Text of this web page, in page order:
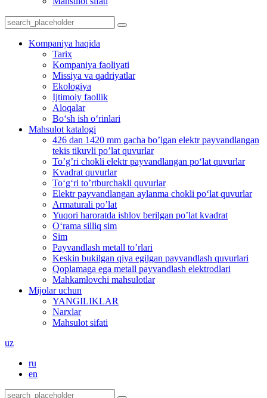
Kompaniya haqida
Tarix
Kompaniya faoliyati
Missiya va qadriyatlar
Ekologiya
Ijtimoiy faollik
Aloqalar
Bo‘sh ish o‘rinlari
Mahsulot katalogi
426 dan 1420 mm gacha bo’lgan elektr payvandlangan
tekis tikuvli po’lat quvurlar
To’g’ri chokli elektr payvandlangan po‘lat quvurlar
Kvadrat quvurlar
To‘g‘ri to’rtburchakli quvurlar
Elektr payvandlangan aylanma chokli po‘lat quvurlar
Armaturali po’lat
Yuqori haroratda ishlov berilgan po’lat kvadrat
O‘rama silliq sim
Sim
Payvandlash metall to’rlari
Keskin bukilgan qiya egilgan payvandlash quvurlari
Qoplamaga ega metall payvandlash elektrodlari
Mahkamlovchi mahsulotlar
Mijolar uchun
YANGILIKLAR
Narxlar
Mahsulot sifati
uz
ru
en